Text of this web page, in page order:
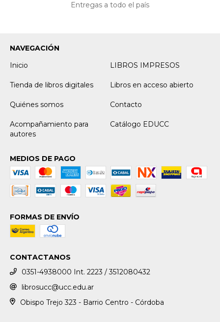
Entregas a todo el país
NAVEGACIÓN
Inicio
LIBROS IMPRESOS
Tienda de libros digitales Libros en acceso abierto
Quiénes somos Contacto
Acompañamiento para
autores
Catálogo EDUCC
MEDIOS DE PAGO
FORMAS DE ENVÍO
CONTACTANOS
0351-4938000 Int. 2223 / 3512080432
librosucc@ucc.edu.ar
Obispo Trejo 323 - Barrio Centro - Córdoba